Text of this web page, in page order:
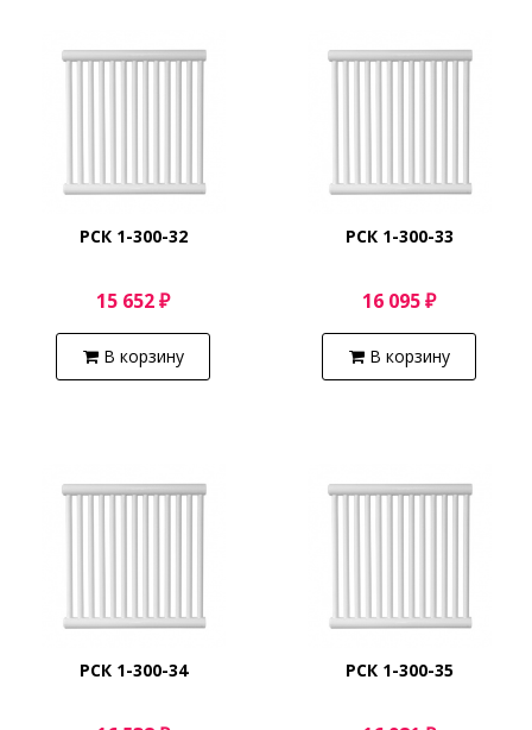
РСК 1-300-32
15 652 ₽
В корзину
РСК 1-300-33
16 095 ₽
В корзину
РСК 1-300-34 РСК 1-300-35